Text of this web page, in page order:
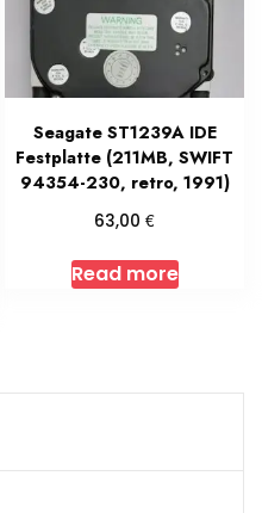
Seagate ST1239A IDE
Festplatte (211MB, SWIFT
94354-230, retro, 1991)
63,00€
Read more